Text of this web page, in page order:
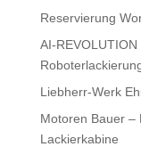
Reservierung
AI-
Liebherr-Werk
Motoren Bauer –
Lackierkabine